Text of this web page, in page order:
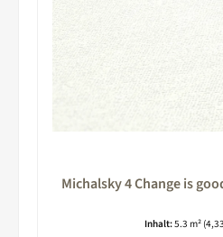
Michalsky 4 Change is
Inhalt:5.3 m²